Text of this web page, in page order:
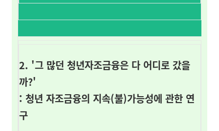
2. '그 많던 청년자조금융은 다 어디로 갔을
까?'
: 청년 자조금융의 지속(불)가능성에 관한 연
구